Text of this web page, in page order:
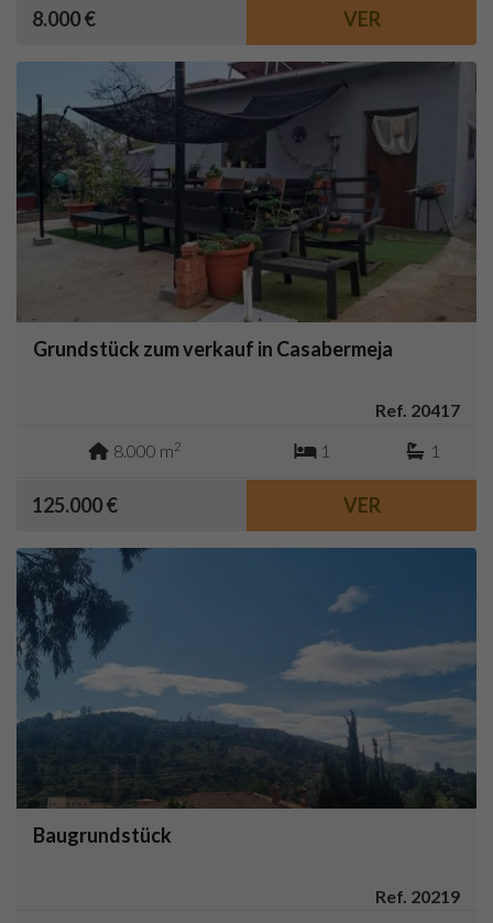
8.000 € VER
Grundstück zum verkauf in Casabermeja
Ref. 20417
8.000 m2 1 1
125.000 € VER
Baugrundstück
Ref. 20219